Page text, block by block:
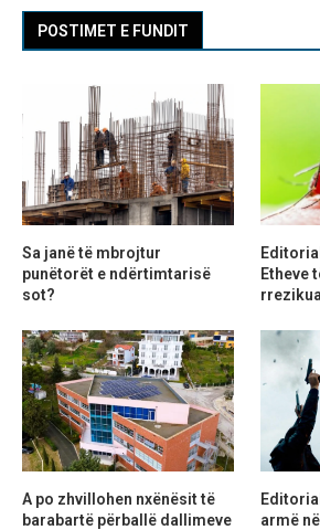
POSTIMET E FUNDIT
Sa janë të mbrojtur
punëtorët e ndërtimtarisë
sot?
Etheve
A po zhvillohen nxënësit të
barabartë përballë dallimeve
armë